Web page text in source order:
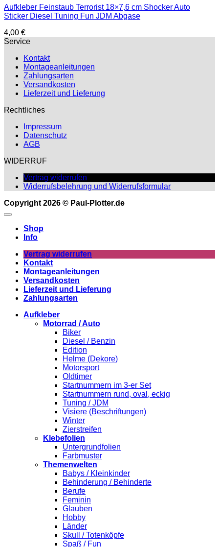
Aufkleber Feinstaub Terrorist 18×7,6 cm Shocker Auto
Sticker Diesel Tuning Fun JDM Abgase
4,00 €
Service
Kontakt
Montageanleitungen
Zahlungsarten
Versandkosten
Lieferzeit und Lieferung
Rechtliches
Impressum
Datenschutz
AGB
WIDERRUF
Vertrag widerrufen
Widerrufsbelehrung und Widerrufsformular
Copyright 2026 © Paul-Plotter.de
Shop
Info
Vertrag widerrufen
Kontakt
Montageanleitungen
Versandkosten
Lieferzeit und Lieferung
Zahlungsarten
Aufkleber
Motorrad / Auto
Biker
Diesel / Benzin
Edition
Helme (Dekore)
Motorsport
Oldtimer
Startnummern im 3-er Set
Startnummern rund, oval, eckig
Tuning / JDM
Visiere (Beschriftungen)
Winter
Zierstreifen
Klebefolien
Untergrundfolien
Farbmuster
Themenwelten
Babys / Kleinkinder
Behinderung / Behinderte
Berufe
Feminin
Glauben
Hobby
Länder
Skull / Totenköpfe
Spaß / Fun